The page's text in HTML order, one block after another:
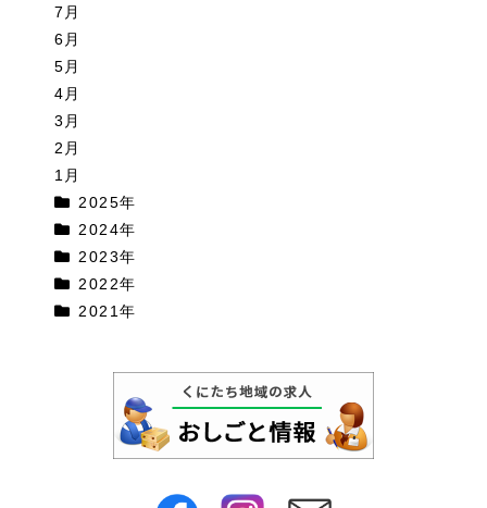
7月
6月
5月
4月
3月
2月
1月
2025年
2024年
2023年
2022年
2021年